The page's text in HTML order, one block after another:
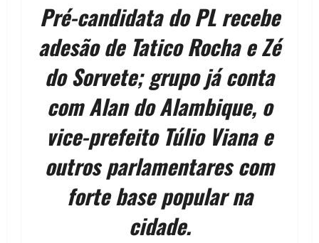
Pré-candidata do PL recebe
adesão de Tatico Rocha e Zé
do Sorvete; grupo já conta
com Alan do Alambique, o
vice-prefeito Túlio Viana e
outros parlamentares com
forte base popular na
cidade.